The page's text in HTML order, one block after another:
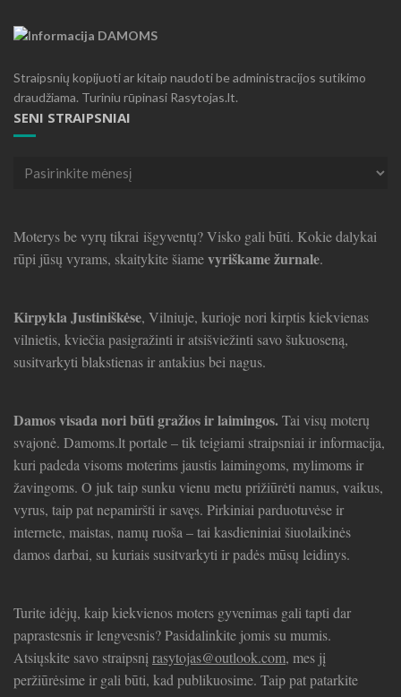
Straipsnių kopijuoti ar kitaip naudoti be administracijos sutikimo
draudžiama. Turiniu rūpinasi Rasytojas.lt.
SENI STRAIPSNIAI
Seni
Moterys be vyrų tikrai išgyventų? Visko gali būti. Kokie dalykai
rūpi jūsų vyrams, skaitykite šiamevyriškame žurnale.
Kirpykla Justiniškėse, Vilniuje, kurioje nori kirptis kiekvienas
vilnietis, kviečia pasigražinti ir atsišviežinti savo šukuoseną,
susitvarkyti blakstienas ir antakius bei nagus.
Damos visada nori būti gražios ir laimingos.Tai visų moterų
svajonė. Damoms.lt portale – tik teigiami straipsniai ir informacija,
kuri padeda visoms moterims jaustis laimingoms, mylimoms ir
žavingoms. O juk taip sunku vienu metu prižiūrėti namus, vaikus,
vyrus, taip pat nepamiršti ir savęs. Pirkiniai parduotuvėse ir
internete, maistas, namų ruoša – tai kasdieniniai šiuolaikinės
damos darbai, su kuriais susitvarkyti ir padės mūsų leidinys.
Turite idėjų, kaip kiekvienos moters gyvenimas gali tapti dar
paprastesnis ir lengvesnis? Pasidalinkite jomis su mumis.
Atsiųskite savo straipsnįrasytojas@outlook.com, mes jį
peržiūrėsime ir gali būti, kad publikuosime. Taip pat patarkite